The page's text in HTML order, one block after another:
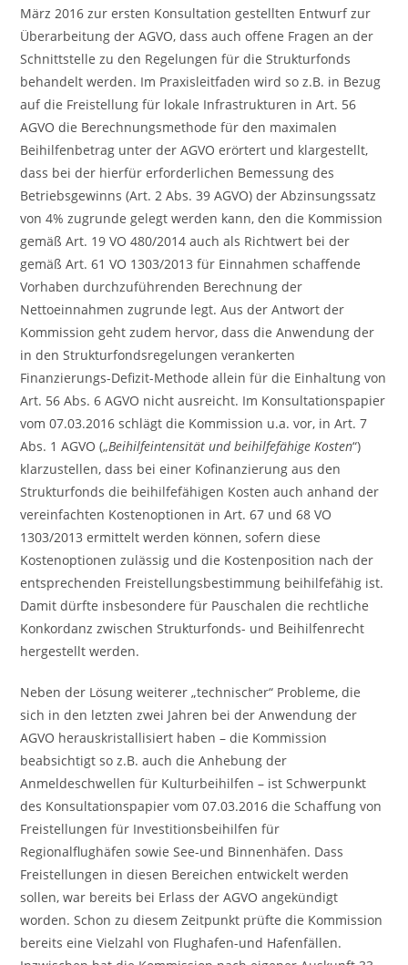
März 2016 zur ersten Konsultation gestellten Entwurf zur
Überarbeitung der AGVO, dass auch offene Fragen an der
Schnittstelle zu den Regelungen für die Strukturfonds
behandelt werden. Im Praxisleitfaden wird so z.B. in Bezug
auf die Freistellung für lokale Infrastrukturen in Art. 56
AGVO die Berechnungsmethode für den maximalen
Beihilfenbetrag unter der AGVO erörtert und klargestellt,
dass bei der hierfür erforderlichen Bemessung des
Betriebsgewinns (Art. 2 Abs. 39 AGVO) der Abzinsungssatz
von 4% zugrunde gelegt werden kann, den die Kommission
gemäß Art. 19 VO 480/2014 auch als Richtwert bei der
gemäß Art. 61 VO 1303/2013 für Einnahmen schaffende
Vorhaben durchzuführenden Berechnung der
Nettoeinnahmen zugrunde legt. Aus der Antwort der
Kommission geht zudem hervor, dass die Anwendung der
in den Strukturfondsregelungen verankerten
Finanzierungs-Defizit-Methode allein für die Einhaltung von
Art. 56 Abs. 6 AGVO nicht ausreicht. Im Konsultationspapier
vom 07.03.2016 schlägt die Kommission u.a. vor, in Art. 7
Abs. 1 AGVO („Beihilfeintensität und beihilfefähige Kosten“)
klarzustellen, dass bei einer Kofinanzierung aus den
Strukturfonds die beihilfefähigen Kosten auch anhand der
vereinfachten Kostenoptionen in Art. 67 und 68 VO
1303/2013 ermittelt werden können, sofern diese
Kostenoptionen zulässig und die Kostenposition nach der
entsprechenden Freistellungsbestimmung beihilfefähig ist.
Damit dürfte insbesondere für Pauschalen die rechtliche
Konkordanz zwischen Strukturfonds- und Beihilfenrecht
hergestellt werden.
Neben der Lösung weiterer „technischer“ Probleme, die
sich in den letzten zwei Jahren bei der Anwendung der
AGVO herauskristallisiert haben – die Kommission
beabsichtigt so z.B. auch die Anhebung der
Anmeldeschwellen für Kulturbeihilfen – ist Schwerpunkt
des Konsultationspapier vom 07.03.2016 die Schaffung von
Freistellungen für Investitionsbeihilfen für
Regionalflughäfen sowie See-und Binnenhäfen. Dass
Freistellungen in diesen Bereichen entwickelt werden
sollen, war bereits bei Erlass der AGVO angekündigt
worden. Schon zu diesem Zeitpunkt prüfte die Kommission
bereits eine Vielzahl von Flughafen-und Hafenfällen.